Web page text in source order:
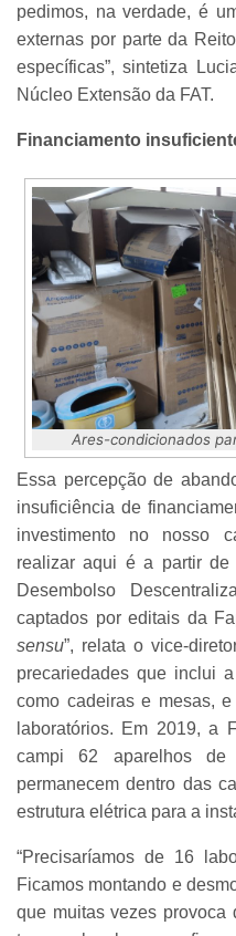
pedimos, na verdade, é
externas por parte da
específicas”, sintetiza
Núcleo Extensão da FAT.
Financiamento
Ares-condicionados
Essa percepção de
insuficiência de
investimento no nosso
realizar aqui é a partir
Desembolso
captados por editais da
sensu”, relata o vice-
precariedades que inclui
como cadeiras e mesas,
laboratórios. Em 2019, a
campi 62 aparelhos de
permanecem dentro das
estrutura elétrica para a
“Precisaríamos de 16
Ficamos montando e
que muitas vezes provoca